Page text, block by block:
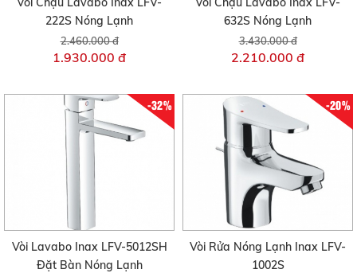
222S Nóng Lạnh
2.460.000 đ
1.930.000 đ
632S Nóng Lạnh
3.430.000 đ
2.210.000 đ
-32%
Vòi Lavabo Inax LFV-5012SH
Đặt Bàn Nóng Lạnh
-20%
Vòi Rửa Nóng Lạnh Inax LFV-
1002S